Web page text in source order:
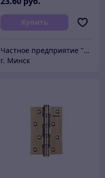
Купить
Частное предприятие "Сибалок"
г. Минск